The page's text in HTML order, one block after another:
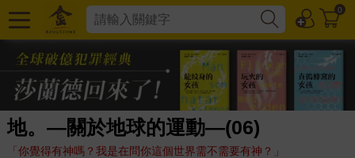
0
地。—關於地球的運動—(06)
「你覺得有神嗎？我是在問你這個世界需不需要有神？」